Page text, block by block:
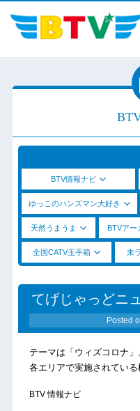
BTV情報ナビ
ゆっこのハンズマン大好き
天然うまうま BTVアー
全国CATV玉手箱 未
てげじゃっどニ
Posted
テーマは「ウィズコロナ」
各エリアで実施されている
BTV 情報ナビ